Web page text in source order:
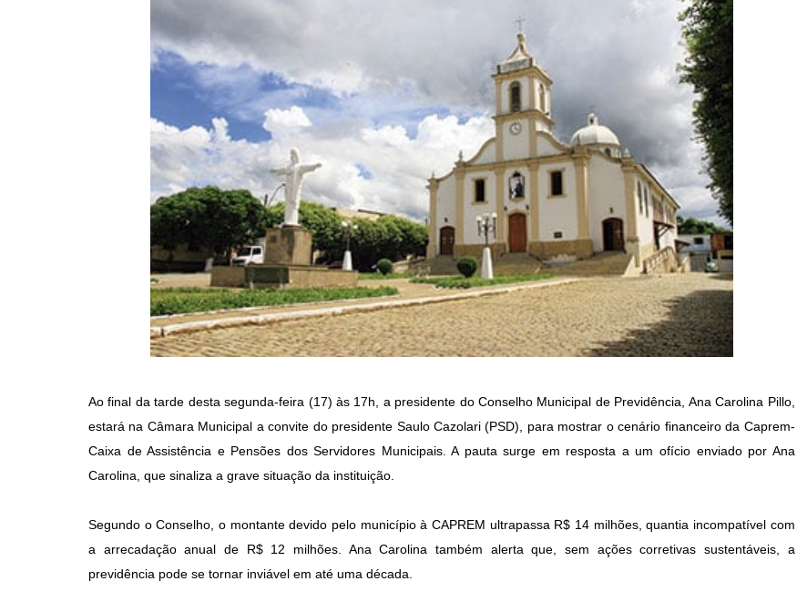
Ao final da tarde desta segunda-feira (17) às 17h, a presidente do Conselho Municipal de Previdência, Ana Carolina Pillo,
estará na Câmara Municipal a convite do presidente Saulo Cazolari (PSD), para mostrar o cenário financeiro da Caprem-
Caixa de Assistência e Pensões dos Servidores Municipais. A pauta surge em resposta a um ofício enviado por Ana
Carolina, que sinaliza a grave situação da instituição.
Segundo o Conselho, o montante devido pelo município à CAPREM ultrapassa R$ 14 milhões, quantia incompatível com
a arrecadação anual de R$ 12 milhões. Ana Carolina também alerta que, sem ações corretivas sustentáveis, a
previdência pode se tornar inviável em até uma década.